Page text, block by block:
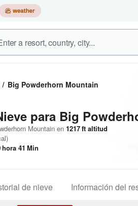
Big Powderhorn Mountain
para Big
Mountain en 1217ft altitud
hora 41 Min
de nieve Información del